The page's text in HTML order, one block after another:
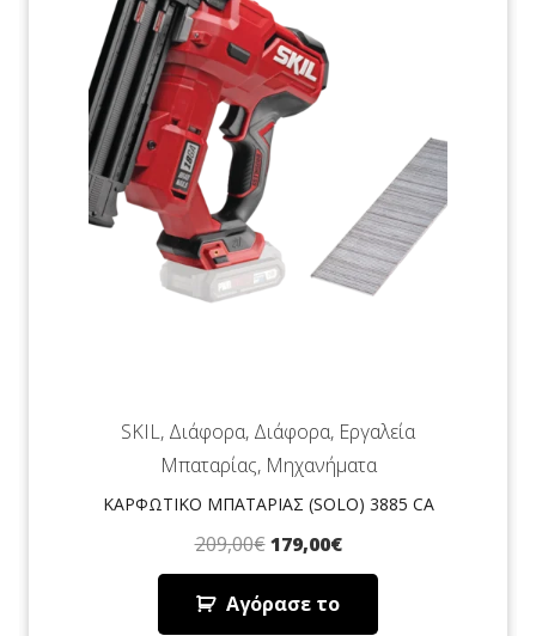
Πλάνες,Τριβεία - Ταινιολειαντήρες -
Πλάνες
ΠΛΑΝΗ ΜΠΑΤΑΡΙΑΣ (SOLO) 3980 CA
169,00 139,00
Αγόρασε το